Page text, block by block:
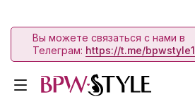
Вы можете связаться с нами в
Телеграм: https://t.me/bpwstyle1